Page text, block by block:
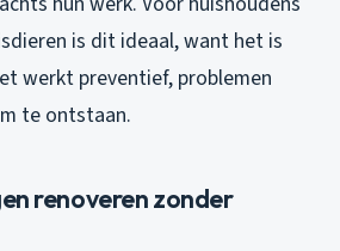
is dit ideaal, want het is
werkt preventief, problemen
te ontstaan.
renoveren zonder